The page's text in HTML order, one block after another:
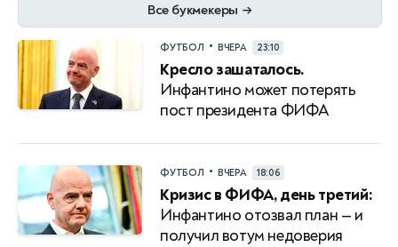
Все букмекеры →
ФУТБОЛ • ВЧЕРА 23:10
Кресло зашаталось.
Инфантино может потерять
пост президента ФИФА
ФУТБОЛ • ВЧЕРА 18:06
Кризис в ФИФА, день третий:
Инфантино отозвал план — и
получил вотум недоверия